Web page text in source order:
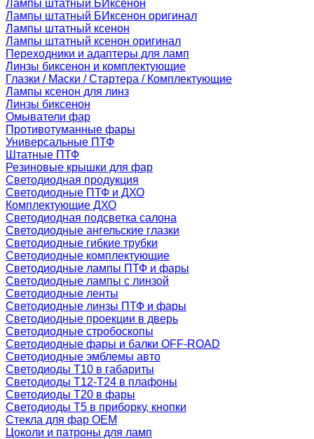
Лампы штатный БИксенон
Лампы штатный БИксенон оригинал
Лампы штатный ксенон
Лампы штатный ксенон оригинал
Переходники и адаптеры для ламп
Линзы биксенон и комплектующие
Глазки / Маски / Стартера / Комплектующие
Лампы ксенон для линз
Линзы биксенон
Омыватели фар
Противотуманные фары
Универсальные ПТФ
Штатные ПТФ
Резиновые крышки для фар
Светодиодная продукция
Светодиодные ПТФ и ДХО
Комплектующие ДХО
Светодиодная подсветка салона
Светодиодные ангельские глазки
Светодиодные гибкие трубки
Светодиодные комплектующие
Светодиодные лампы ПТФ и фары
Светодиодные лампы с линзой
Светодиодные ленты
Светодиодные линзы ПТФ и фары
Светодиодные проекции в дверь
Светодиодные стробоскопы
Светодиодные фары и балки OFF-ROAD
Светодиодные эмблемы авто
Светодиоды T10 в габариты
Светодиоды T12-T24 в плафоны
Светодиоды T20 в фары
Светодиоды T5 в приборку, кнопки
Стекла для фар OEM
Цоколи и патроны для ламп